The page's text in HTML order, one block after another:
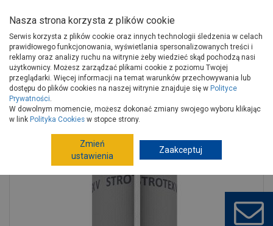
Strona główna Budowa i remont
Izolacje wodochronne
Membrany, folie izolacyjne
Membrany
Folia dachowa STROTEX V 1,5x50 m FOLIAREX
Nasza strona korzysta z plików cookie
Serwis korzysta z plików cookie oraz innych technologii śledzenia w celach
prawidłowego funkcjonowania, wyświetlania spersonalizowanych treści i
reklamy oraz analizy ruchu na witrynie żeby wiedzieć skąd pochodzą nasi
użytkownicy. Możesz zarządzać plikami cookie z poziomu Twojej
przeglądarki. Więcej informacji na temat warunków przechowywania lub
dostępu do plików cookies na naszej witrynie znajduje się w Polityce
Prywatności.
W dowolnym momencie, możesz dokonać zmiany swojego wyboru klikając
w link Polityka Cookies w stopce strony.
Zmień
ustawienia
Zaakceptuj